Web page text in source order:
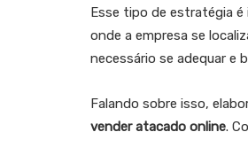
Esse tipo de estratégia
onde a empresa se
necessário se adequar e
Falando sobre isso,
vender atacado online.